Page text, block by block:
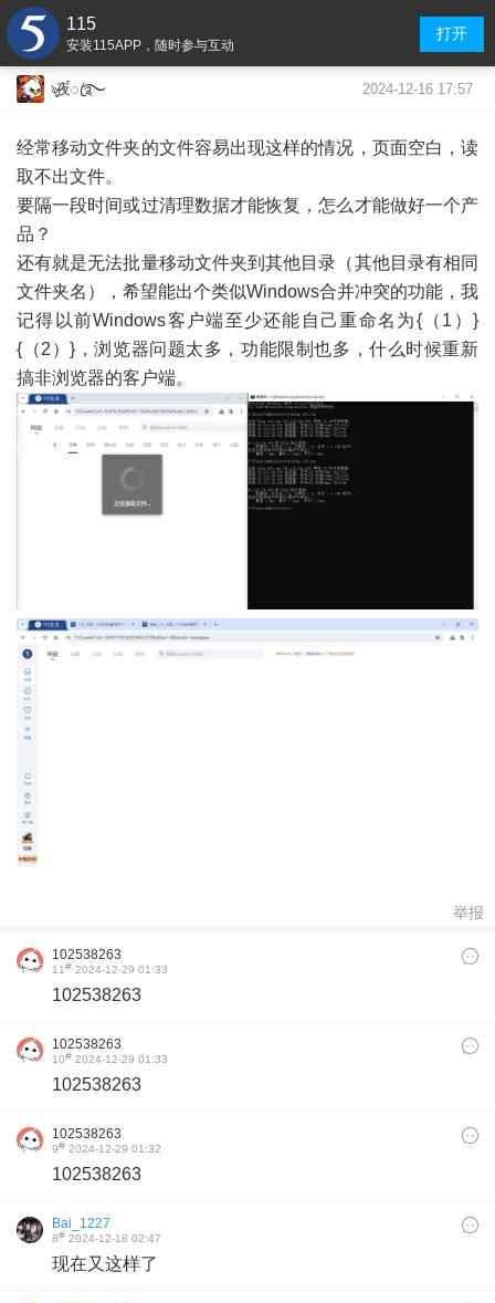
115
安装115APP，随时参与互动
打开
ৡ夜้้ꦿ࿐ 2024-12-16 17:57
经常移动文件夹的文件容易出现这样的情况，页面空白，读
取不出文件。
要隔一段时间或过清理数据才能恢复，怎么才能做好一个产
品？
还有就是无法批量移动文件夹到其他目录（其他目录有相同
文件夹名），希望能出个类似Windows合并冲突的功能，我
记得以前Windows客户端至少还能自己重命名为{（1）}
{（2）}，浏览器问题太多，功能限制也多，什么时候重新
搞非浏览器的客户端。
举报
102538263
11# 2024-12-29 01:33
102538263
102538263
10# 2024-12-29 01:33
102538263
102538263
9# 2024-12-29 01:32
102538263
Bai_1227
8# 2024-12-18 02:47
现在又这样了